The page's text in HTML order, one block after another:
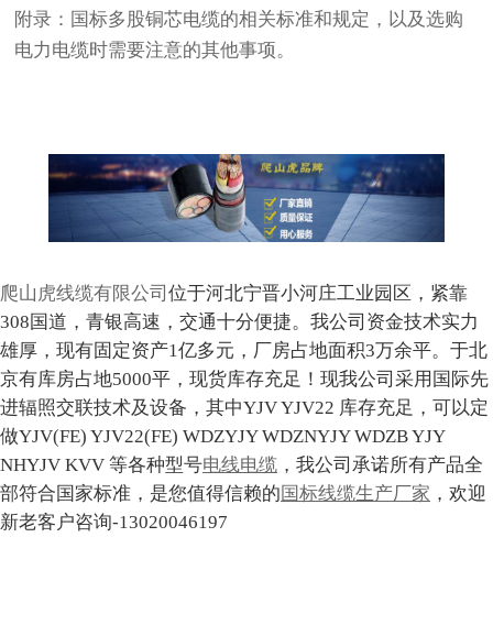
附录：国标多股铜芯电缆的相关标准和规定，以及选购
电力电缆时需要注意的其他事项。
爬山虎线缆有限公司 位于河北宁晋小河庄工业园区，紧靠
308国道，青银高速，交通十分便捷。我公司资金技术实力
雄厚，现有固定资产1亿多元，厂房占地面积3万余平。于北
京有库房占地5000平，现货库存充足！现我公司采用国际先
进辐照交联技术及设备，其中YJV YJV22 库存充足，可以定
做YJV(FE) YJV22(FE) WDZYJY WDZNYJY WDZB YJY
NHYJV KVV 等各种型号电线电缆 ，我公司承诺所有产品全
部符合国家标准，是您值得信赖的国标线缆生产厂家 ，欢迎
新老客户咨询-13020046197